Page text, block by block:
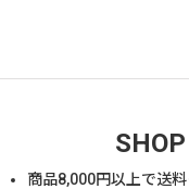
商品8,000円以上で送